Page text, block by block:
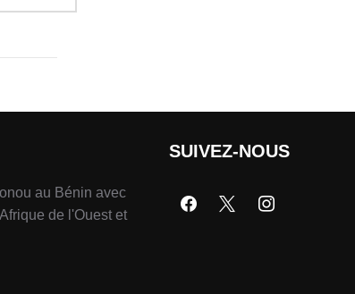
au Bénin avec
de l'Ouest et
SUIVEZ-NOUS